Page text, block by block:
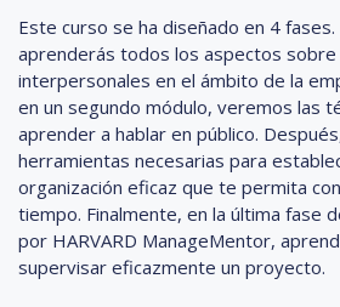
Este curso se ha diseñado en 4
aprenderás todos los aspectos sobre
interpersonales en el ámbito de la
en un segundo módulo, veremos las
aprender a hablar en público.
herramientas necesarias para
organización eficaz que te permita
tiempo. Finalmente, en la última fase
por HARVARD ManageMentor,
supervisar eficazmente un proyecto.